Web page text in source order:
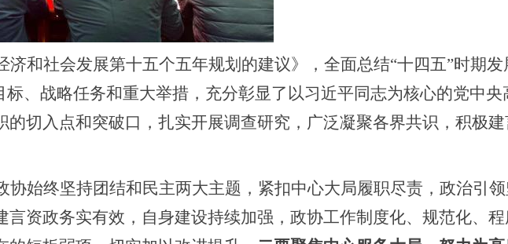
和社会发展第十五个五年规划的建议》，全面总结“十四五”时期
、战略任务和重大举措，充分彰显了以习近平同志为核心的党中央
切入点和突破口，扎实开展调查研究，广泛凝聚各界共识，积极
协始终坚持团结和民主两大主题，紧扣中心大局履职尽责，政治引
资政务实有效，自身建设持续加强，政协工作制度化、规范化、